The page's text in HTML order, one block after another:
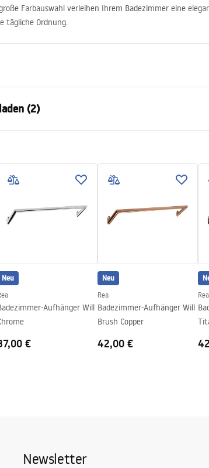
Farbauswahl verleihen Ihrem Badezimmer eine
tägliche Ordnung.
Zum Anschrauben
Otto
24 monate
(2)
Safety_Information_Accessories.pd
Neu
Aufhänger Will
€
Neu
Rea
Badezimmer-Aufhänger Will
Brush Copper
42,00 €
Rea
Newsletter